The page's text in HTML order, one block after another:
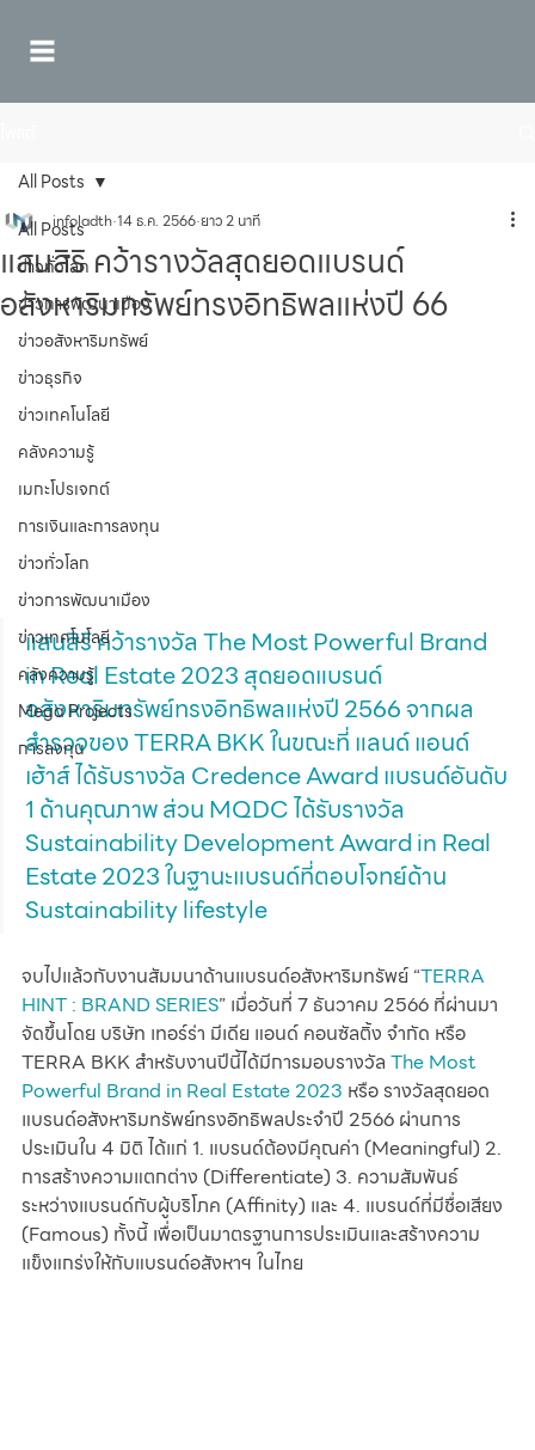
All Posts
ข่าวทั่วโลก
ข่าวการพัฒนาเมือง
ข่าวอสังหาริมทรัพย์
ข่าวธุรกิจ
ข่าวเทคโนโลยี
คลังความรู้
เมกะโปรเจกต์
การเงินและการลงทุน
ข่าวทั่วโลก
ข่าวการพัฒนาเมือง
ข่าวเทคโนโลยี
คลังความรู้
Mega Projects
การลงทุน
All Posts
แสนสิริ คว้ารางวัลสุดยอดแบรนด์
อสังหาริมทรัพย์ทรงอิทธิพลแห่งปี 66
infoladth 14 ธ.ค. 2566 ยาว 2 นาที
แสนสิริ คว้ารางวัล The Most Powerful Brand
in Real Estate 2023 สุดยอดแบรนด์
อสังหาริมทรัพย์ทรงอิทธิพลแห่งปี 2566 จากผล
สำรวจของ TERRA BKK ในขณะที่ แลนด์ แอนด์
เฮ้าส์ ได้รับรางวัล Credence Award แบรนด์อันดับ
1 ด้านคุณภาพ ส่วน MQDC ได้รับรางวัล
Sustainability Development Award in Real
Estate 2023 ในฐานะแบรนด์ที่ตอบโจทย์ด้าน
Sustainability lifestyle
จบไปแล้วกับงานสัมมนาด้านแบรนด์อสังหาริมทรัพย์ “TERRA
HINT : BRAND SERIES” เมื่อวันที่ 7 ธันวาคม 2566 ที่ผ่านมา
จัดขึ้นโดย บริษัท เทอร์ร่า มีเดีย แอนด์ คอนซัลติ้ง จำกัด หรือ
TERRA BKK สำหรับงานปีนี้ได้มีการมอบรางวัล The Most
Powerful Brand in Real Estate 2023 หรือ รางวัลสุดยอด
แบรนด์อสังหาริมทรัพย์ทรงอิทธิพลประจำปี 2566 ผ่านการ
ประเมินใน 4 มิติ ได้แก่ 1. แบรนด์ต้องมีคุณค่า (Meaningful) 2.
การสร้างความแตกต่าง (Differentiate) 3. ความสัมพันธ์
ระหว่างแบรนด์กับผู้บริโภค (Affinity) และ 4. แบรนด์ที่มีชื่อเสียง
(Famous) ทั้งนี้ เพื่อเป็นมาตรฐานการประเมินและสร้างความ
แข็งแกร่งให้กับแบรนด์อสังหาฯ ในไทย